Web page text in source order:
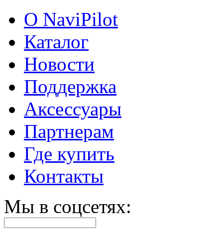
О NaviPilot
Каталог
Новости
Поддержка
Аксессуары
Партнерам
Где купить
Контакты
Мы в соцсетях: